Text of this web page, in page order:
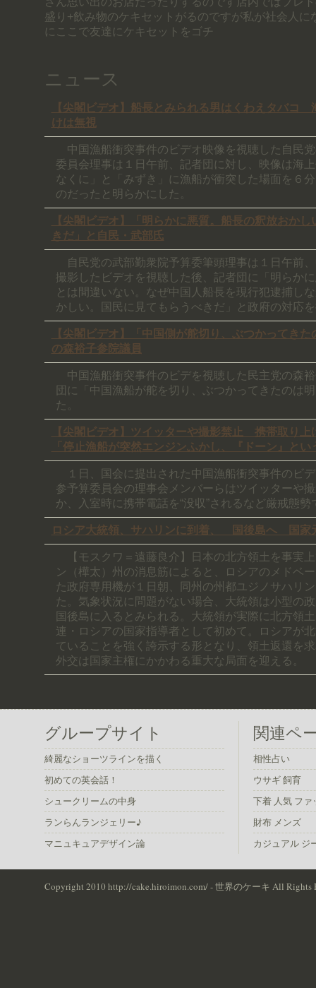
盛り+飲み物のケキセットがるのですが私が社会人に
にここで友達にケキセットをゴチ
ニュース
【尖閣ビデオ】船長とみられる男はくわえタバコ
けは無視
中国漁船衝突事件のビデオ映像を視聴した自民
委員会理事は１日午前、記者団に対し、映像は海
なくに」と「みずき」に漁船が衝突した場面を６
のだったと明らかにした。
【尖閣ビデオ】「明らかに悪質。船長の釈放おか
きだ」と自民・武部氏
自民党の武部勤衆院予算委筆頭理事は１日午前
撮影したビデオを視聴した後、記者団に「明らか
とは間違いない。なぜ中国人船長を現行犯逮捕し
かしい。国民に見てもらうべきだ」と政府の対応
【尖閣ビデオ】「中国側が舵切り、ぶつかってき
の森裕子参院議員
中国漁船衝突事件のビデを視聴した民主党の森
団に「中国漁船が舵を切り、ぶつかってきたのは
た。
【尖閣ビデオ】ツイッターや撮影禁止 携帯取り
「停止漁船が突然エンジンふかし、『ドーン』と
１日、国会に提出された中国漁船衝突事件のビ
参予算委員会の理事会メンバーらはツイッターや
か、入室時に携帯電話を“没収”されるなど厳戒態
ロシア大統領、サハリンに到着、 国後島へ 国家
【モスクワ＝遠藤良介】日本の北方領土を事実
ン（樺太）州の消息筋によると、ロシアのメドベ
た政府専用機が１日朝、同州の州都ユジノサハリ
た。気象状況に問題がない場合、大統領は小型の
国後島に入るとみられる。大統領が実際に北方領
連・ロシアの国家指導者として初めて。ロシアが
ていることを強く誇示する形となり、領土返還を
外交は国家主権にかかわる重大な局面を迎える。
グループサイト
綺麗なショーツラインを描く
初めての英会話！
シュークリームの中身
ランらんランジェリー♪
マニュキュアデザイン論
関連ペ
相性占い
ウサギ 飼育
下着 人気 ファ
財布 メンズ
カジュアル ジ
Copyright 2010 http://cake.hiroimon.com/ - 世界のケーキ All Rights